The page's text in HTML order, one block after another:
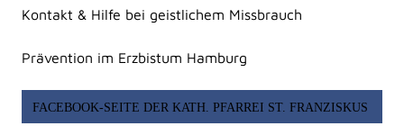
Kontakt & Hilfe bei geistlichem Missbrauch
Prävention im Erzbistum Hamburg
FACEBOOK-SEITE DER KATH. PFARREI ST. FRANZISKUS